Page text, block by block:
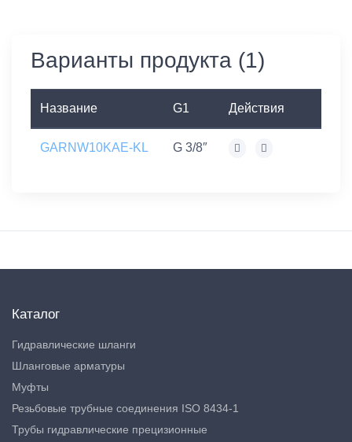
Варианты продукта (1)
Название G1 Действия
GARNW10KAE-KL G 3/8″
Каталог
Гидравлические шланги
Шланговые арматуры
Муфты
Резьбовые трубные соединения ISO 8434-1
Трубы гидравлические прецизионные